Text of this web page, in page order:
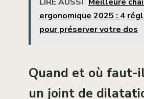
ergonomique 2025 : 4
pour préserver votre dos
Quand et où faut-
un joint de